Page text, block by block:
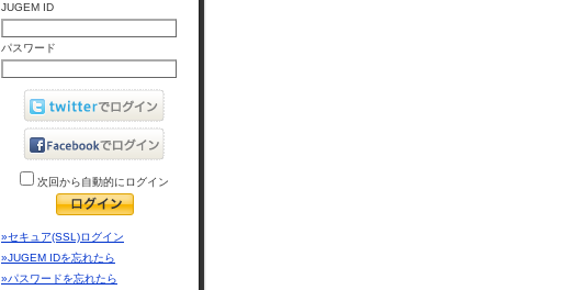
JUGEM ID
パスワード
次回から自動的にログイン
»セキュア(SSL)ログイン
»JUGEM IDを忘れたら
»パスワードを忘れたら